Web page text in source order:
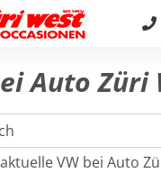
Auto Züri
VW bei Auto